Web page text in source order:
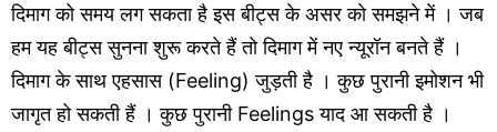
दिमाग को समय लग सकता है इस बीट्स के असर को समझने में । जब
हम यह बीट्स सुनना शुरू करते हैं तो दिमाग में नए न्यूरॉन बनते हैं ।
दिमाग के साथ एहसास (Feeling) जुड़ती है । कुछ पुरानी इमोशन भी
जागृत हो सकती हैं । कुछ पुरानी Feelings याद आ सकती है ।